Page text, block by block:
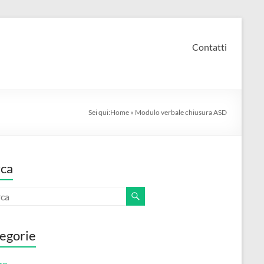
Contatti
Sei qui:Home » Modulo verbale chiusura ASD​